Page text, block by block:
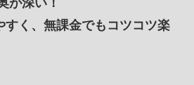
が深い！
く、無課金でもコツコツ楽